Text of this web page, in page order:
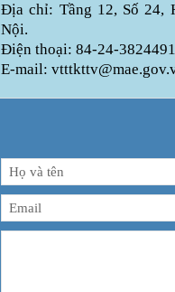
Địa chỉ: Tầng 12, Số 24,
Nội.
Điện thoại: 84-24-
E-mail: